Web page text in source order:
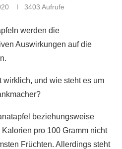
3403 Aufrufe
werden die
Auswirkungen auf die
wirklich, und wie steht es um
beziehungsweise
pro 100 Gramm nicht
Früchten. Allerdings steht